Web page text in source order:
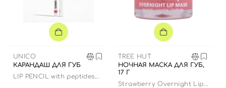
UNICO
КАРАНДАШ ДЛЯ ГУБ
LIP PENCIL with peptides
TREE HUT
НОЧНАЯ МАСКА ДЛЯ ГУБ,
17 Г
Strawberry Overnight Lip
Вход Регистрация
Номер телефона